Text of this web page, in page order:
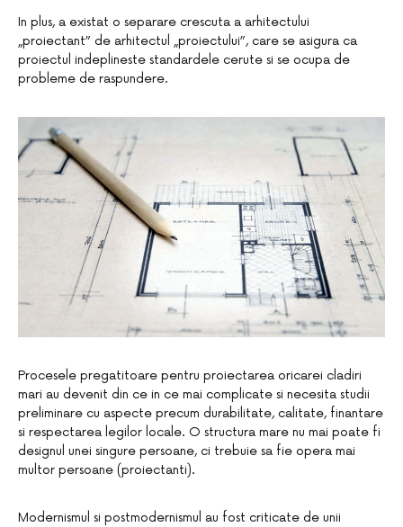
In plus, a existat o separare crescuta a arhitectului
„proiectant” de arhitectul „proiectului”, care se asigura ca
proiectul indeplineste standardele cerute si se ocupa de
probleme de raspundere.
Procesele pregatitoare pentru proiectarea oricarei cladiri
mari au devenit din ce in ce mai complicate si necesita studii
preliminare cu aspecte precum durabilitate, calitate, finantare
si respectarea legilor locale. O structura mare nu mai poate fi
designul unei singure persoane, ci trebuie sa fie opera mai
multor persoane (proiectanti).
Modernismul si postmodernismul au fost criticate de unii